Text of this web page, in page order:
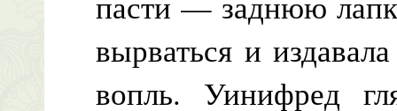
вырваться и
вопль. Уинифред